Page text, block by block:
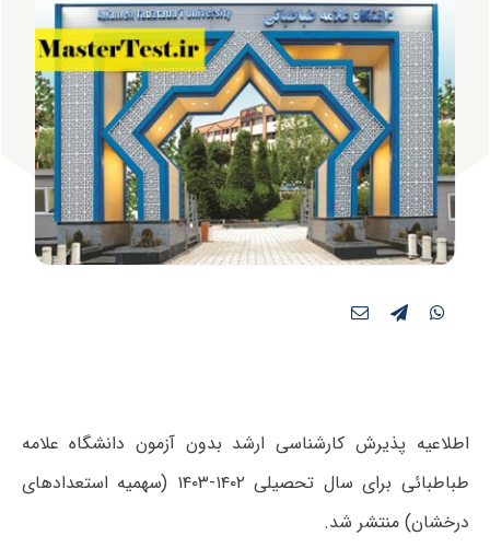
اطلاعیه پذیرش کارشناسی ارشد بدون آزمون دانشگاه علامه
طباطبائی برای سال تحصیلی ۱۴۰۲-۱۴۰۳ (سهمیه استعدادهای
درخشان) منتشر شد.